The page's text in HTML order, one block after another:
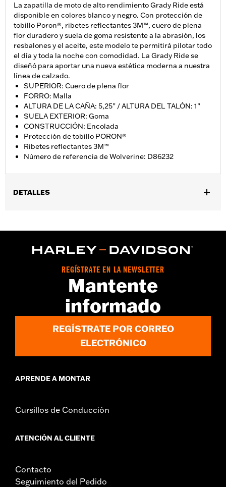
La zapatilla de moto de alto rendimiento Grady Ride está
disponible en colores blanco y negro. Con protección de
tobillo Poron®, ribetes reflectantes 3M™, cuero de plena
flor duradero y suela de goma resistente a la abrasión, los
resbalones y el aceite, este modelo te permitirá pilotar todo
el día y toda la noche con comodidad. La Grady Ride se
diseñó para aportar una nueva estética moderna a nuestra
línea de calzado.
SUPERIOR: Cuero de plena flor
FORRO: Malla
ALTURA DE LA CAÑA: 5,25” / ALTURA DEL TALÓN: 1”
SUELA EXTERIOR: Goma
CONSTRUCCIÓN: Encolada
Protección de tobillo PORON®
Ribetes reflectantes 3M™
Número de referencia de Wolverine: D86232
DETALLES
GARANTÍA:Garantía de fábrica Wolverine - Visitawww.h-
Importado
Dimension Description:ALTURA DE LA CAÑA: 5,25” / ALTURA
REGÍSTRATE EN LA NEWSLETTER
Mantente
informado
REGÍSTRATE POR CORREO
ELECTRÓNICO
APRENDE A MONTAR
Cursillos de Conducción
ATENCIÓN AL CLIENTE
Contacto
Seguimiento del Pedido